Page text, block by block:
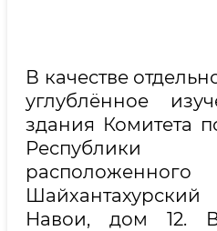
В качестве
углублённое
здания Комитета
Республики
Навои, дом 12.